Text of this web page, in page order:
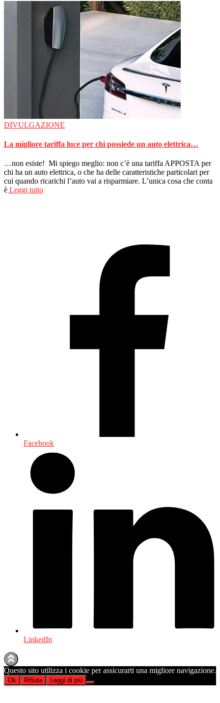
DIVULGAZIONE
La migliore tariffa luce per chi possiede un auto elettrica…
…non esiste! Mi spiego meglio: non c’è una tariffa APPOSTA per
chi ha un auto elettrica, o che ha delle caratteristiche particolari per
cui quando ricarichi l’auto vai a risparmiare. L’unica cosa che conta
è Leggi tutto
Facebook
LinkedIn
Questo sito utilizza i cookie per assicurarti una migliore navigazione.
Ok Rifiuta Leggi di più